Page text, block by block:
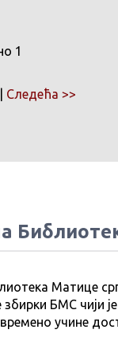
1
Следећа >>
Матице
збирки БМС чији
учине